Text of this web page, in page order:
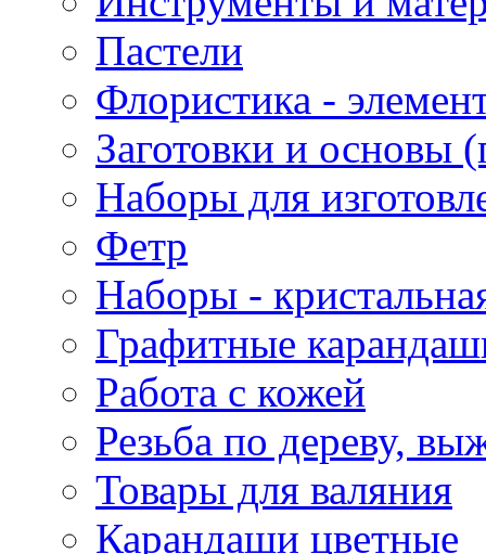
Пастели
Флористика -
Заготовки и основы
Наборы для
Фетр
Наборы -
Графитные
Работа с кожей
Резьба по дереву,
Товары для валяния
Карандаши цветные